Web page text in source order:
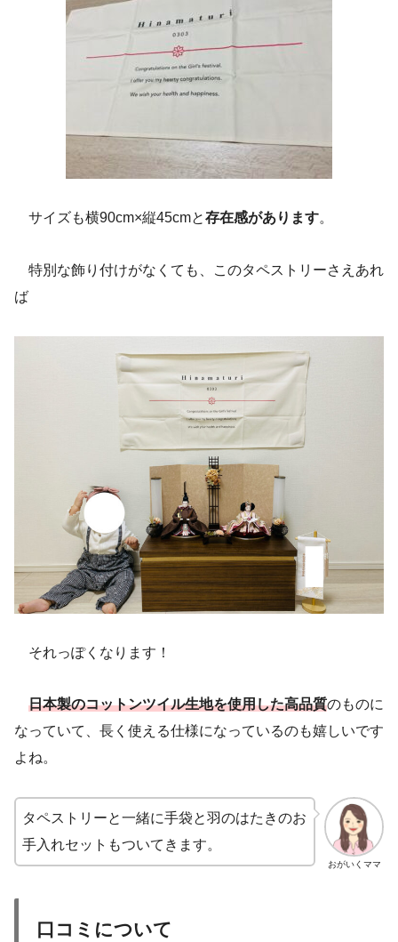
サイズも横90cm×縦45cmと存在感があります。
特別な飾り付けがなくても、このタペストリーさえあれ
ば
それっぽくなります！
日本製のコットンツイル生地を使用した高品質のものに
なっていて、長く使える仕様になっているのも嬉しいです
よね。
おがいくママ
タペストリーと一緒に手袋と羽のはたきのお
手入れセットもついてきます。
口コミについて